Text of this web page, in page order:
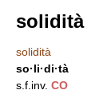
solidità
solidità
so·li·di·tà
s.f.inv. CO